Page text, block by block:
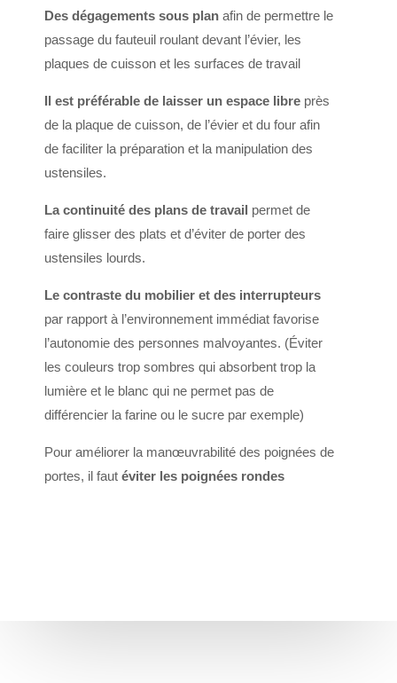
Des dégagements sous plan afin de permettre le
passage du fauteuil roulant devant l’évier, les
plaques de cuisson et les surfaces de travail
Il est préférable de laisser un espace libre près
de la plaque de cuisson, de l’évier et du four afin
de faciliter la préparation et la manipulation des
ustensiles.
La continuité des plans de travail permet de
faire glisser des plats et d’éviter de porter des
ustensiles lourds.
Le contraste du mobilier et des interrupteurs
par rapport à l’environnement immédiat favorise
l’autonomie des personnes malvoyantes. (Éviter
les couleurs trop sombres qui absorbent trop la
lumière et le blanc qui ne permet pas de
différencier la farine ou le sucre par exemple)
Pour améliorer la manœuvrabilité des poignées de
portes, il faut éviter les poignées rondes